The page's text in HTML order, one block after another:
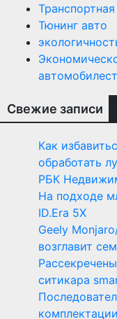
Тюнинг авто
Свежие записи
Как
обработать
РБК
На подходе
ID.Era 5X
Geely
возглавит
ситикара
комплектации